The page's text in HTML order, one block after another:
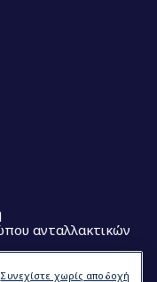
ανταλλακτικών
Συνεχίστε χωρίς αποδοχή